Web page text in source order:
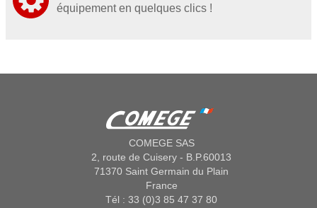
équipement en quelques clics !
COMEGE SAS
2, route de Cuisery - B.P.60013
71370 Saint Germain du Plain
France
Tél : 33 (0)3 85 47 37 80